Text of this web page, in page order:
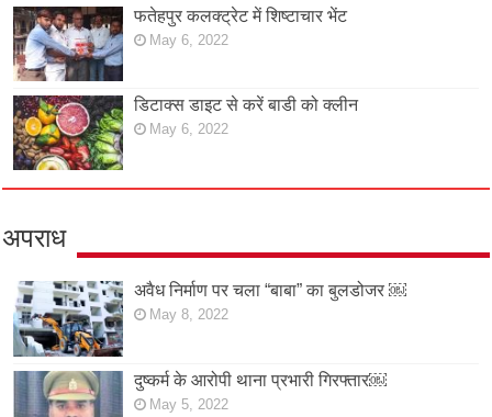
फतेहपुर कलक्ट्रेट में शिष्टाचार भेंट
May 6, 2022
डिटाक्स डाइट से करें बाडी को क्लीन
May 6, 2022
अपराध
अवैध निर्माण पर चला “बाबा” का बुलडोजर ￼
May 8, 2022
दुष्कर्म के आरोपी थाना प्रभारी गिरफ्तार￼
May 5, 2022